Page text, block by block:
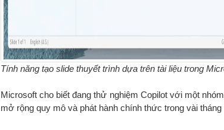
Tính năng tạo slide thuyết trình dựa trên tài liệu trong
Microsoft cho biết đang thử nghiệm Copilot với một
mở rộng quy mô và phát hành chính thức trong vài tháng